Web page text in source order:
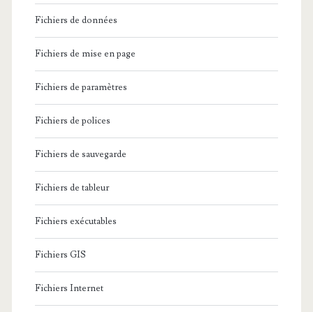
Fichiers de données
Fichiers de mise en page
Fichiers de paramètres
Fichiers de polices
Fichiers de sauvegarde
Fichiers de tableur
Fichiers exécutables
Fichiers GIS
Fichiers Internet